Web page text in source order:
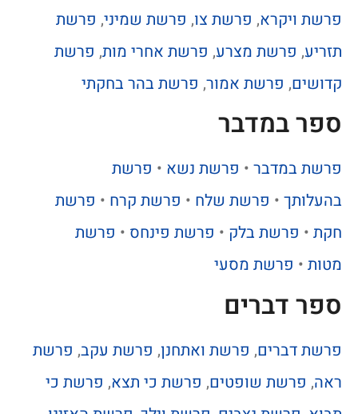
פרשת ויקרא, פרשת צו, פרשת שמיני, פרשת
תזריע, פרשת מצרע, פרשת אחרי מות, פרשת
קדושים, פרשת אמור, פרשת בהר בחקתי
ספר במדבר
פרשת במדבר • פרשת נשא • פרשת
בהעלותך • פרשת שלח • פרשת קרח • פרשת
חקת • פרשת בלק • פרשת פינחס • פרשת
מטות • פרשת מסעי
ספר דברים
פרשת דברים, פרשת ואתחנן, פרשת עקב, פרשת
ראה, פרשת שופטים, פרשת כי תצא, פרשת כי